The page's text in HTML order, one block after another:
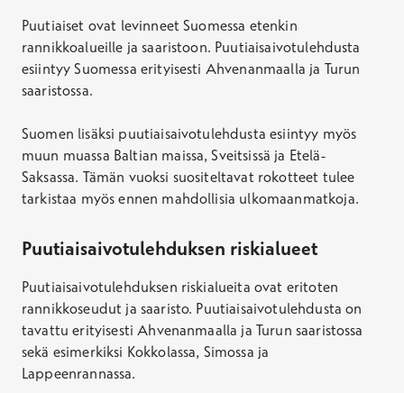
Puutiaiset ovat levinneet Suomessa etenkin
rannikkoalueille ja saaristoon. Puutiaisaivotulehdusta
esiintyy Suomessa erityisesti Ahvenanmaalla ja Turun
saaristossa.
Suomen lisäksi puutiaisaivotulehdusta esiintyy myös
muun muassa Baltian maissa, Sveitsissä ja Etelä-
Saksassa. Tämän vuoksi suositeltavat rokotteet tulee
tarkistaa myös ennen mahdollisia ulkomaanmatkoja.
Puutiaisaivotulehduksen riskialueet
Puutiaisaivotulehduksen riskialueita ovat eritoten
rannikkoseudut ja saaristo. Puutiaisaivotulehdusta on
tavattu erityisesti Ahvenanmaalla ja Turun saaristossa
sekä esimerkiksi Kokkolassa, Simossa ja
Lappeenrannassa.